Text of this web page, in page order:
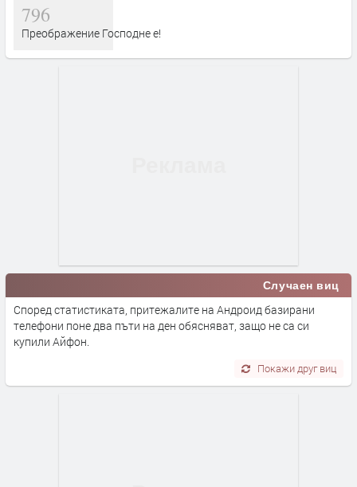
796
Преображение Господне е!
Случаен виц
Според статистиката, притежалите на Андроид базирани
телефони поне два пъти на ден обясняват, защо не са си
купили Айфон.
Покажи друг виц